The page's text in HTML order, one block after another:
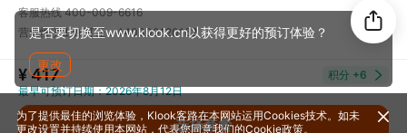
是否要切换至www.klook.cn以获得更好的预订体验？
更改
¥ 417 积分 +6
最早可预订日期：2026年8月12日
选择套餐
客服热线 400-009-6616
营业性演出许可证：440300120162
为了提供最佳的浏览体验，Klook客路在本网站运用Cookies技术。如未
更改设置并持续使用本网站，代表您同意我们的Cookie政策。